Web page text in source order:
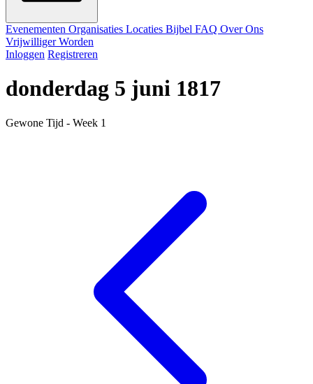
Evenementen Organisaties Locaties Bijbel FAQ Over Ons
Vrijwilliger Worden
Inloggen Registreren
donderdag 5 juni 1817
Gewone Tijd - Week 1